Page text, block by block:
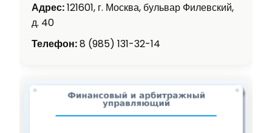
Адрес:121601, г. Москва, бульвар Филевский,
д. 40
Телефон:8 (985) 131-32-14